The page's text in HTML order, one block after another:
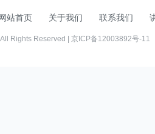
网站首页 关于我们 联系我们
Rights Reserved | 京ICP备12003892号-11